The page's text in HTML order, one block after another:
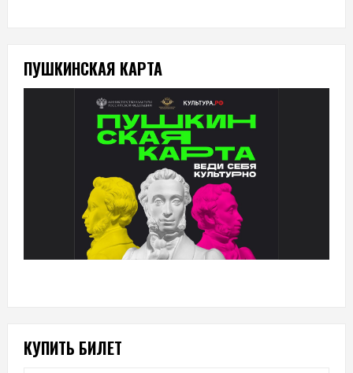
ПУШКИНСКАЯ КАРТА
КУПИТЬ БИЛЕТ